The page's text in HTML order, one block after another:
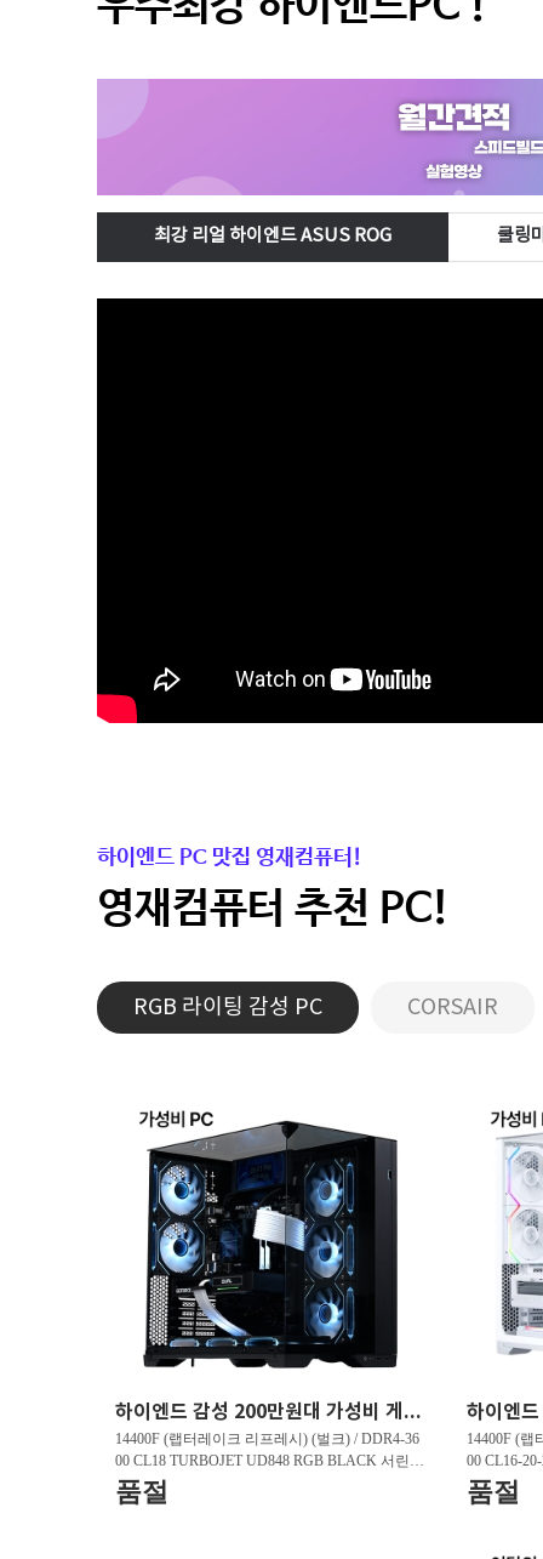
최강 리얼 하이엔드 ASUS ROG 쿨링
하이엔드 PC 맛집 영재컴퓨터!
영재컴퓨터 추천 PC!
RGB 라이팅 감성 PC CORSAIR
하이엔드 감성 200만원대 가성비 게이밍PC HY263 FHD 리그오브레전드 200 프레임 , 발로란트 240 프레임 , 배틀그라운드 150 프레임
14400F (랩터레이크 리프레시) (벌크) / DDR4-36
00 CL18 TURBOJET UD848 RGB BLACK 서린 (3
2GB(16Gx2)) / B760M DS3H D4 제이씨현 / 지포
스 RTX 5060 DUAL OC D7 8GB 이엠텍 / T500 M.
품절
14400F (랩
00 CL16-
5060
품절